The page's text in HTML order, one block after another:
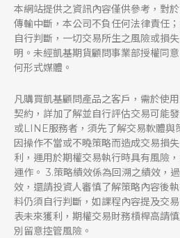
本網站提供之資訊內容僅供參考，對
傳輸中斷，本公司不負任何法律責任
自行判斷，一切交易所生之風險或損
明。未經凱基期貨顧問事業部授權同
何形式媒體。
凡購買凱基顧問產品之客戶，需於使
契約，詳加了解並自行評估交易可能
或LINE服務者，須先了解交易軟體與
因操作不當或不曉策略而造成交易損
利，運用於期權交易執行時具有風險
運作。 3.策略績效係為回溯之績效，
效，還請投資人審慎了解策略內容後
料仍須自行判斷，如課程內容提及交
表未來獲利，期權交易財務槓桿高請
別留意控管風險。